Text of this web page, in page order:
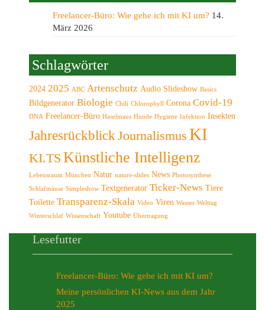
Freelancer-Büro: Wie gehe ich mit KI um? 14.
März 2026
Schlagwörter
2024 2025 ABC Artenschutz Audio Slideshow Basics
Bildgenerator Biologie Chili Chlorophyll Corona Covid-19
DNA Freelancer-Büro Haselmaus Hunde Hygiene Infektion Insekten
Jahresrückblick Journalismus KI
KI.TS Künstliche Intelligenz
Lebensraum München Natur nature-slides News Photosynthese
Schlafmäuse Simpleshow Textgenerator Ticker-News Tiere
Toilette Transparenz-Skala Video Viren Wasser Welttag
Winterschlaf Wissenschaft Youtube Übertragung
Lesefutter
Freelancer-Büro: Wie gehe ich mit KI um?
Meine persönlichen KI-News aus dem Jahr
2025